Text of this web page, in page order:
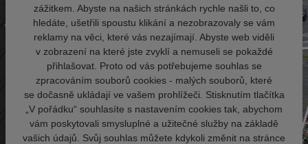
zážitkem. Abyste na našich stránkách rychle našli to, co
hledáte, ušetřili spoustu klikání a nezobrazovaly se vám
reklamy na věci, které vás nezajímají. Abyste web viděli
v zobrazení na které jste zvyklí a nemuseli se pokaždé
přihlašovat. Proto od vás potřebujeme souhlas se
zpracováním souborů cookies - malých souborů, které
se dočasně ukládají ve vašem prohlížeči. Stisknutím tlačítka
„V pořádku“ souhlasíte s nastavením cookies tak, abychom
vám poskytovali smysluplné a užitečné služby na základě
vašich údajů. Svůj souhlas můžete kdykoli změnit na stránce